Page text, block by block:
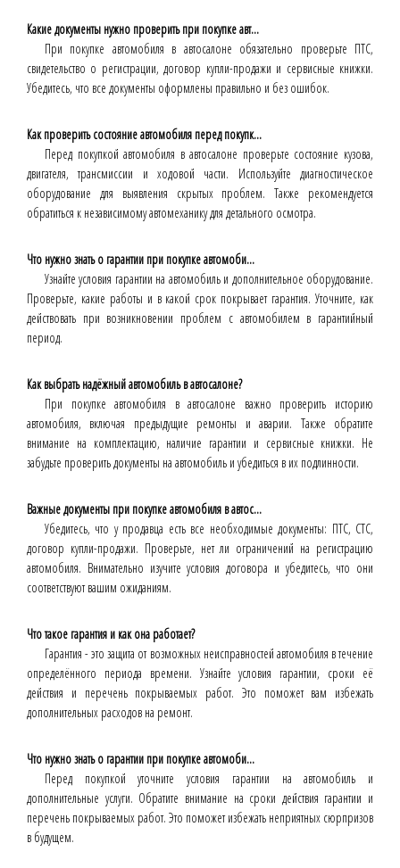
Какие документы нужно проверить при покупке авт...
При покупке автомобиля в автосалоне обязательно проверьте ПТС,
свидетельство о регистрации, договор купли-продажи и сервисные книжки.
Убедитесь, что все документы оформлены правильно и без ошибок.
Как проверить состояние автомобиля перед покупк...
Перед покупкой автомобиля в автосалоне проверьте состояние кузова,
двигателя, трансмиссии и ходовой части. Используйте диагностическое
оборудование для выявления скрытых проблем. Также рекомендуется
обратиться к независимому автомеханику для детального осмотра.
Что нужно знать о гарантии при покупке автомоби...
Узнайте условия гарантии на автомобиль и дополнительное оборудование.
Проверьте, какие работы и в какой срок покрывает гарантия. Уточните, как
действовать при возникновении проблем с автомобилем в гарантийный
период.
Как выбрать надёжный автомобиль в автосалоне?
При покупке автомобиля в автосалоне важно проверить историю
автомобиля, включая предыдущие ремонты и аварии. Также обратите
внимание на комплектацию, наличие гарантии и сервисные книжки. Не
забудьте проверить документы на автомобиль и убедиться в их подлинности.
Важные документы при покупке автомобиля в автос...
Убедитесь, что у продавца есть все необходимые документы: ПТС, СТС,
договор купли-продажи. Проверьте, нет ли ограничений на регистрацию
автомобиля. Внимательно изучите условия договора и убедитесь, что они
соответствуют вашим ожиданиям.
Что такое гарантия и как она работает?
Гарантия - это защита от возможных неисправностей автомобиля в течение
определённого периода времени. Узнайте условия гарантии, сроки её
действия и перечень покрываемых работ. Это поможет вам избежать
дополнительных расходов на ремонт.
Что нужно знать о гарантии при покупке автомоби...
Перед покупкой уточните условия гарантии на автомобиль и
дополнительные услуги. Обратите внимание на сроки действия гарантии и
перечень покрываемых работ. Это поможет избежать неприятных сюрпризов
в будущем.